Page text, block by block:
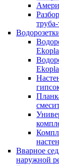
Вварное
наружной